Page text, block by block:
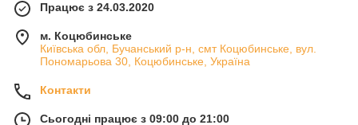
Працює з 24.03.2020
м. Коцюбинське
Київська обл, Бучанський р-н, смт Коцюбинське, вул.
Пономарьова 30, Коцюбинське, Україна
Контакти
Сьогодні працює з 09:00 до 21:00